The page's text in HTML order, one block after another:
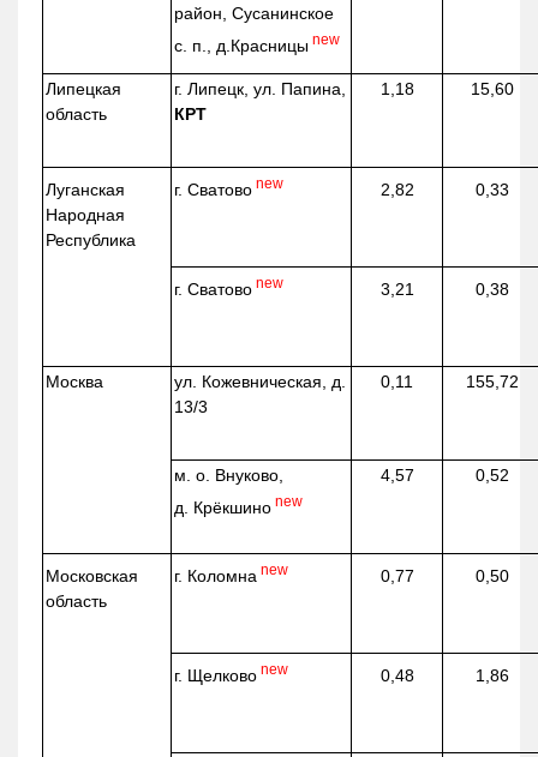
район, Сусанинское
с. п., д.Красницы new
Липецкая
область
г. Липецк, ул. Папина,
КРТ
1,18 15,60
Луганская
Народная
Республика
г. Сватово new 2,82 0,33
г. Сватово new 3,21 0,38
Москва ул. Кожевническая, д.
13/3
0,11 155,72
м. о. Внуково,
д. Крёкшино new
4,57 0,52
Московская
область
г. Коломна new 0,77 0,50
г. Щелково new 0,48 1,86